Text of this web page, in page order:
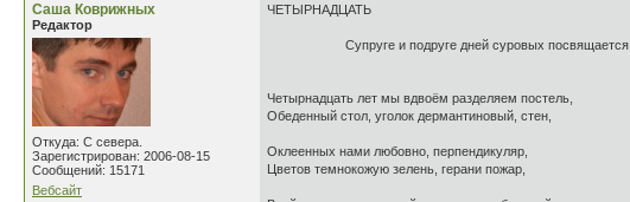
Саша Коврижных
Редактор
Откуда: С севера.
Зарегистрирован: 2006-08-15
Сообщений: 15171
Вебсайт
ЧЕТЫРНАДЦАТЬ
Супруге и подруге дней суровых посвящается.
Четырнадцать лет мы вдвоём разделяем постель,
Обеденный стол, уголок дермантиновый, стен,
Оклеенных нами любовно, перпендикуляр,
Цветов темнокожую зелень, герани пожар,